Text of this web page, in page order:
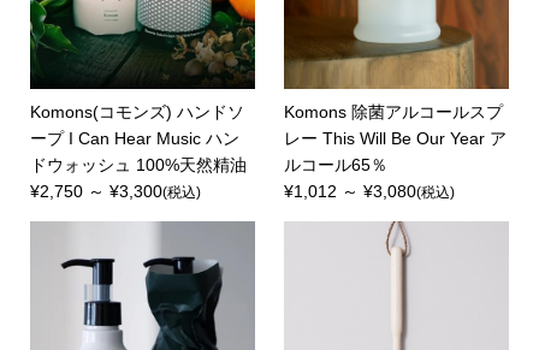
Komons(コモンズ) ハンドソ
ープ I Can Hear Music ハン
ドウォッシュ 100%天然精油
¥2,750 ～ ¥3,300(税込)
Komons 除菌アルコールスプ
レー This Will Be Our Year ア
ルコール65％
¥1,012 ～ ¥3,080(税込)